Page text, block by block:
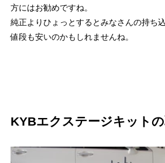
方にはお勧めですね。
純正よりひょっとするとみなさんの持ち
値段も安いのかもしれませんね。
KYBエクステージキット